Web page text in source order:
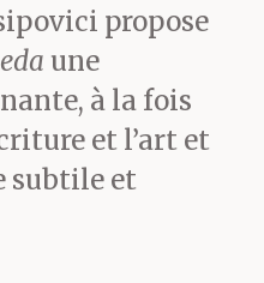
propose
une
à la fois
et l’art et
subtile et